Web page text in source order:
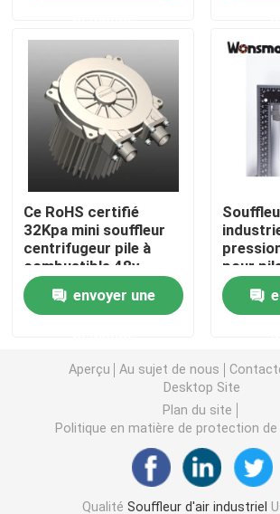
Les affaires
Demandez un devis
Souffleur d'air industriel
Souffleur d'air médical
Souffleur d'air CPAP
Aspirateur souffleur d'air
petit ventilateur gonflable
Ce RoHS certifié
32Kpa mini souffleur
centrifugeur pile à
combustible 48v
ventilateur
envoyer une
pour
Aperçu Au sujet de nous
Desktop Site
Plan du site
Politique en matière de protection de
Qualité Souffleur d'air industriel